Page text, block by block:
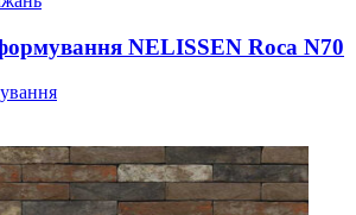
NELISSEN Roca N70